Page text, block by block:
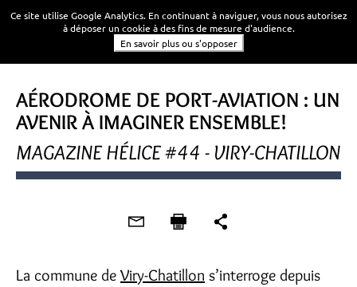
AÉRODROME DE PORT-AVIATION : UN
AVENIR À IMAGINER ENSEMBLE!
MAGAZINE HÉLICE #44 - VIRY-CHATILLON
La commune deViry-Chatillon s’interroge depuis
Ce site utilise Google Analytics. En continuant à naviguer, vous nous autorisez
à déposer un cookie à des fins de mesure d'audience.
En savoir plus ou s'opposer